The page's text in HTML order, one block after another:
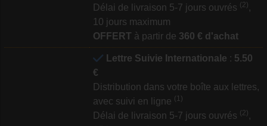
Délai de livraison 5-7 jours ouvrés (2) ,
10 jours maximum
OFFERT à partir de 360 € d'achat
Lettre Suivie Internationale : 5.50
€
Distribution dans votre boîte aux lettres,
avec suivi en ligne (1)
Délai de livraison 5-7 jours ouvrés (2) ,